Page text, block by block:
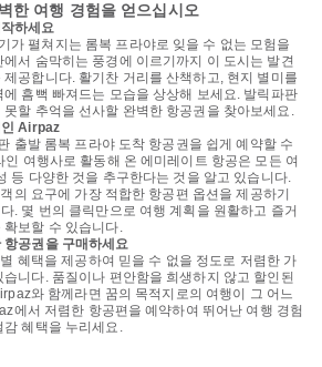
한 여행 경험을 얻으십시오
하세요
가 펼쳐지는 롬복 프라야로 잊을 수 없는 모험을
서 숨막히는 풍경에 이르기까지 이 도시는 발견
공합니다. 활기찬 거리를 산책하고, 현지 별미를
흠뻑 빠져드는 모습을 상상해 보세요. 발릭파판
할 추억을 선사할 완벽한 항공권을 찾아보세요.
인 Airpaz
출발 롬복 프라야 도착 항공권을 쉽게 예약할 수
여행사로 활동해 온 에미레이트 항공은 모든 여
등 다양한 것을 추구한다는 것을 알고 있습니다.
의 요구에 가장 적합한 항공편 옵션을 제공하기
. 몇 번의 클릭만으로 여행 계획을 원활하고 즐거
확보할 수 있습니다.
공권을 구매하세요
혜택을 제공하여 믿을 수 없을 정도로 저렴한 가
니다. 품질이나 편안함을 희생하지 않고 할인된
와 함께라면 꿈의 목적지로의 여행이 그 어느
에서 저렴한 항공편을 예약하여 뛰어난 여행 경험
혜택을 누리세요.